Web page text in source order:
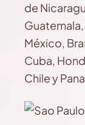
de
México,
Cuba,
Chile y